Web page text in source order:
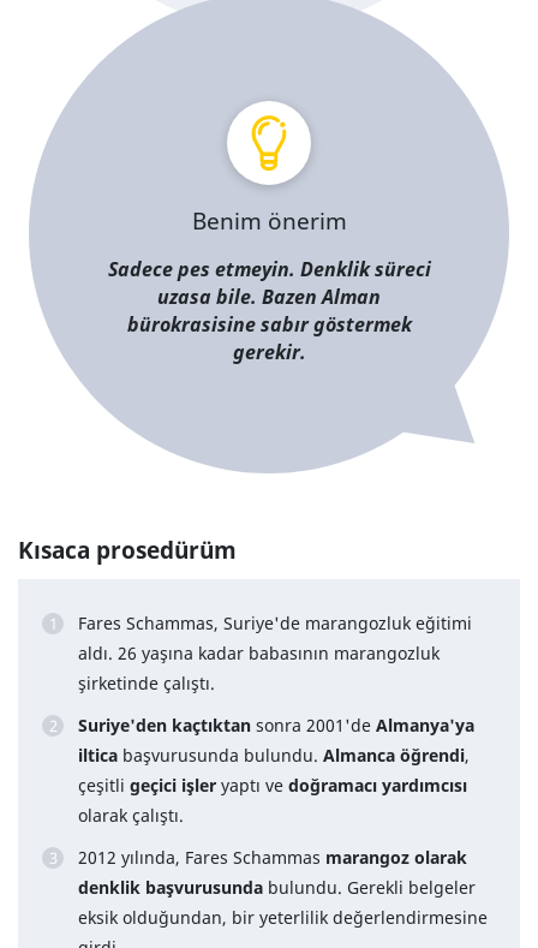
Benim önerim
Sadece pes etmeyin. Denklik süreci
uzasa bile. Bazen Alman
bürokrasisine sabır göstermek
gerekir.
Kısaca prosedürüm
Fares Schammas, Suriye'de marangozluk eğitimi
aldı. 26 yaşına kadar babasının marangozluk
şirketinde çalıştı.
Suriye'den kaçtıktan sonra 2001'de Almanya'ya
iltica başvurusunda bulundu. Almanca öğrendi,
çeşitli geçici işler yaptı ve doğramacı yardımcısı
olarak çalıştı.
2012 yılında, Fares Schammas marangoz olarak
denklik başvurusunda bulundu. Gerekli belgeler
eksik olduğundan, bir yeterlilik değerlendirmesine